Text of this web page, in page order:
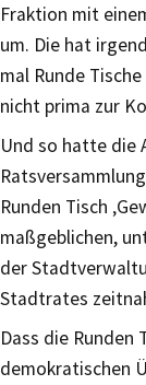
Fraktion mit
um. Die hat
mal Runde
nicht prima zur
Und so hatte die
Runden Tisch
maßgeblichen,
der
Stadtrates
Dass die
demokratischen